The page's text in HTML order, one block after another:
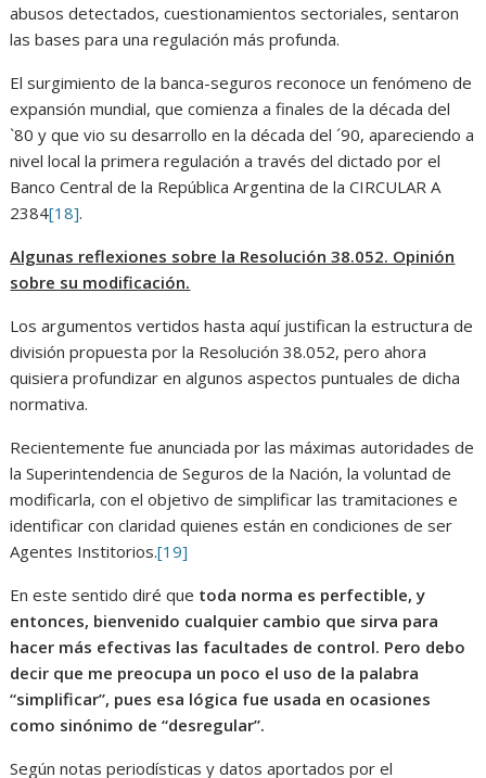
abusos detectados, cuestionamientos sectoriales, sentaron
las bases para una regulación más profunda.
El surgimiento de la banca-seguros reconoce un fenómeno de
expansión mundial, que comienza a finales de la década del
`80 y que vio su desarrollo en la década del ´90, apareciendo a
nivel local la primera regulación a través del dictado por el
Banco Central de la República Argentina de la CIRCULAR A
2384[18].
Algunas reflexiones sobre la Resolución 38.052. Opinión
sobre su modificación.
Los argumentos vertidos hasta aquí justifican la estructura de
división propuesta por la Resolución 38.052, pero ahora
quisiera profundizar en algunos aspectos puntuales de dicha
normativa.
Recientemente fue anunciada por las máximas autoridades de
la Superintendencia de Seguros de la Nación, la voluntad de
modificarla, con el objetivo de simplificar las tramitaciones e
identificar con claridad quienes están en condiciones de ser
Agentes Institorios.[19]
En este sentido diré que toda norma es perfectible, y
entonces, bienvenido cualquier cambio que sirva para
hacer más efectivas las facultades de control. Pero debo
decir que me preocupa un poco el uso de la palabra
“simplificar”, pues esa lógica fue usada en ocasiones
como sinónimo de “desregular”.
Según notas periodísticas y datos aportados por el